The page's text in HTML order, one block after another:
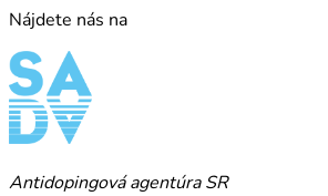
Nájdete nás na
Antidopingová agentúra SR